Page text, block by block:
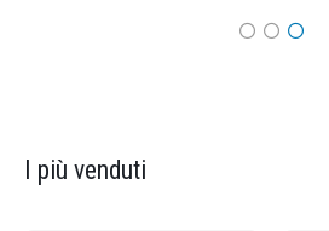
I più venduti